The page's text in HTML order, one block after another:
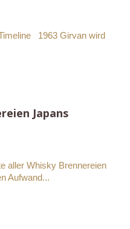
1963 Girvan wird
Japans
aller Whisky Brennereien
Aufwand...